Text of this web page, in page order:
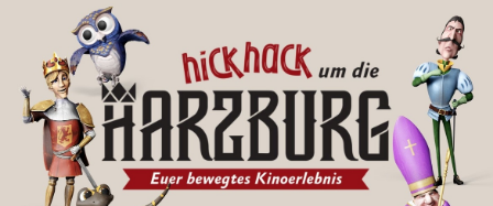
Inhalt
springen
Hickhack
um
die
Harzburg